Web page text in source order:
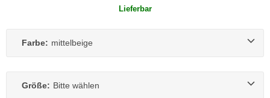
Lieferbar
Farbe: mittelbeige
Größe: Bitte wählen